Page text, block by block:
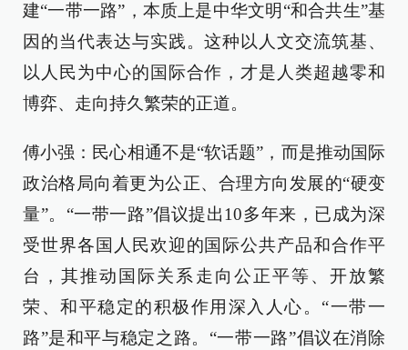
建“一带一路”，本质上是中华文明“和合共生”基
因的当代表达与实践。这种以人文交流筑基、
以人民为中心的国际合作，才是人类超越零和
博弈、走向持久繁荣的正道。
傅小强：民心相通不是“软话题”，而是推动国际
政治格局向着更为公正、合理方向发展的“硬变
量”。“一带一路”倡议提出10多年来，已成为深
受世界各国人民欢迎的国际公共产品和合作平
台，其推动国际关系走向公正平等、开放繁
荣、和平稳定的积极作用深入人心。“一带一
路”是和平与稳定之路。“一带一路”倡议在消除